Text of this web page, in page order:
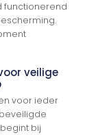
functionerend
veilige
voor ieder
bij